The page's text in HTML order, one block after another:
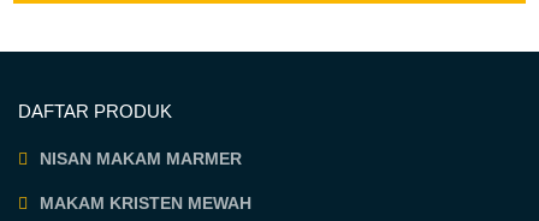
DAFTAR PRODUK
NISAN MAKAM MARMER
MAKAM KRISTEN MEWAH